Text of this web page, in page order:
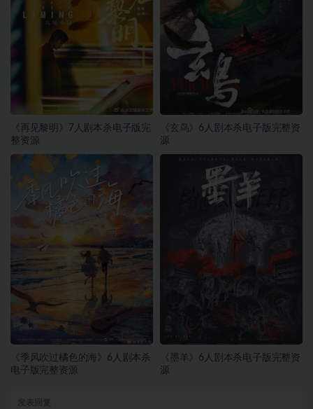
《再见黎明》7人剧本杀电子版完
整资源
《玄鸟》6人剧本杀电子版完整资
源
《季风吹过橘色的海》6人剧本杀
电子版完整资源
《墨羊》6人剧本杀电子版完整资
源